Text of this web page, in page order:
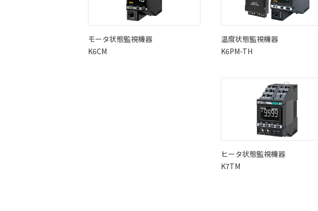
モータ状態監視機器
K6CM
温度状態監視機器
K6PM-TH
ヒータ状態監視機器
K7TM